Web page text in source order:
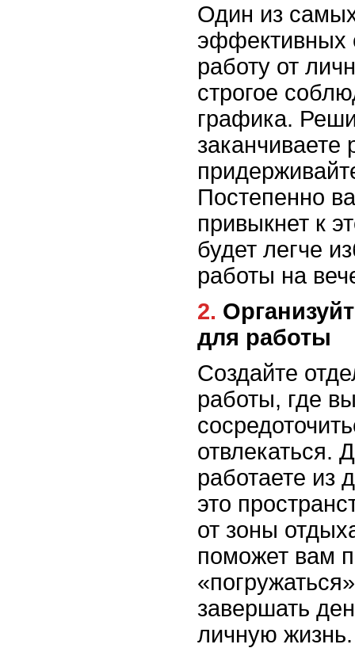
Один из
эффективных
работу от
строгое
графика.
заканчиваете
Постепенно
привыкнет к
будет легче
работы на
2. Организуйте пространство
для работы
Создайте
работы, где
отвлекаться.
работаете из
это
от зоны
поможет вам
завершать
личную жизнь.